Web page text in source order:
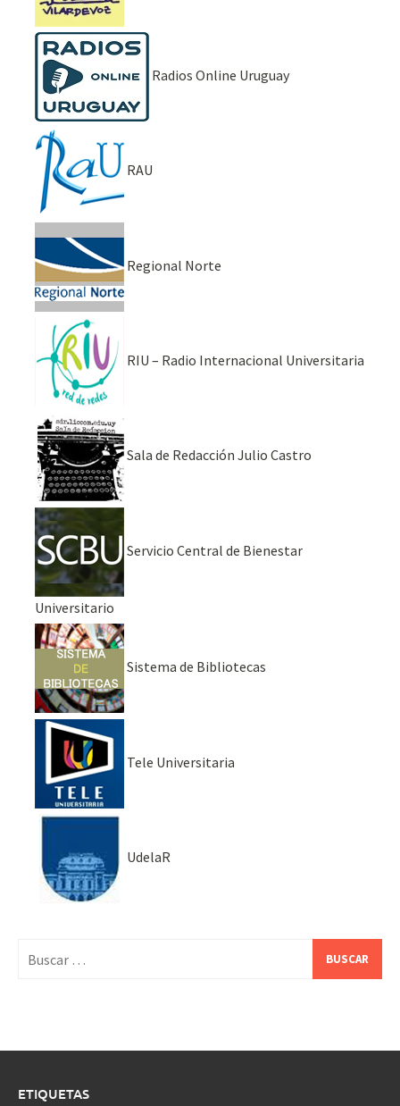
Radios Online Uruguay
RAU
Regional Norte
RIU – Radio Internacional Universitaria
Sala de Redacción Julio Castro
Servicio Central de Bienestar
Universitario
Sistema de Bibliotecas
Tele Universitaria
UdelaR
ETIQUETAS